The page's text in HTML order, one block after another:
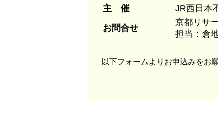
主 催
JR西日本
お問合せ
京都リサ
担当：倉
以下フォームよりお申込みをお